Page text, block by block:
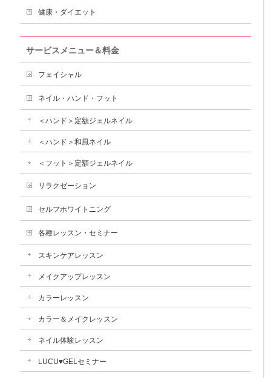
健康・ダイエット
サービスメニュー＆料金
フェイシャル
ネイル・ハンド・フット
＜ハンド＞定額ジェルネイル
＜ハンド＞和風ネイル
＜フット＞定額ジェルネイル
リラクゼーション
セルフホワイトニング
各種レッスン・セミナー
スキンケアレッスン
メイクアップレッスン
カラーレッスン
カラー＆メイクレッスン
ネイル体験レッスン
LUCU♥GELセミナー